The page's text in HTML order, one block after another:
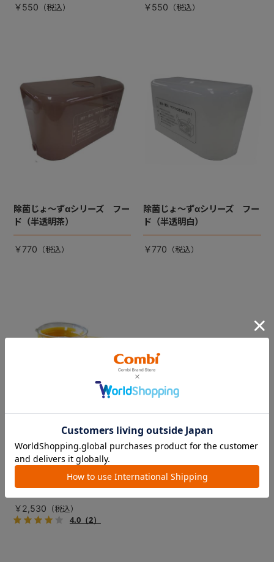
￥550 ￥550
除菌じょ～ずαシリーズ フー
ド（半透明茶）
￥770
除菌じょ～ずαシリーズ フー
ド（半透明白）
￥770
調乳じょ～ず７０／調乳じょ
ーずＱ ガラスポット
※フタは別売です
￥2,530
4.0（2）